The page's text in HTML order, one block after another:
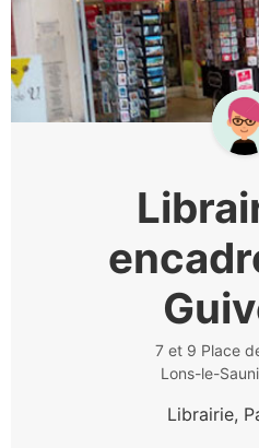
7 et 9 Place
Lons-le-
Librairie,